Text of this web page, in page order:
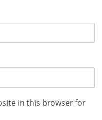
in this browser for